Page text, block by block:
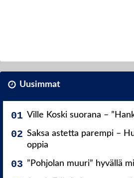
Uusimmat
Ville Koski suorana –
Saksa astetta parempi –
oppia
”Pohjolan muuri” hyvällä